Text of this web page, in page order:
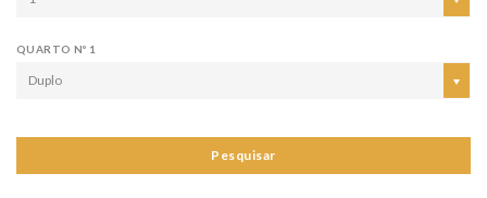
QUARTO Nº 1
Duplo
Pesquisar